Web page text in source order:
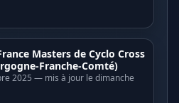
Masters de Cyclo Cross
Franche-Comté)
2025 — mis à jour le dimanche